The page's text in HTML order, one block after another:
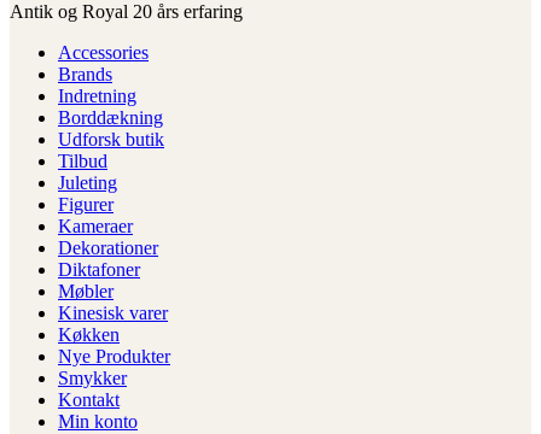
Antik og Royal 20 års erfaring
Accessories
Brands
Indretning
Borddækning
Udforsk butik
Tilbud
Juleting
Figurer
Kameraer
Dekorationer
Diktafoner
Møbler
Kinesisk varer
Køkken
Nye Produkter
Smykker
Kontakt
Min konto